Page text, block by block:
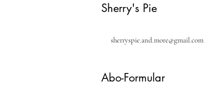
Sherry's Pie
sherryspie.and.more@gmail.com
Abo-Formular